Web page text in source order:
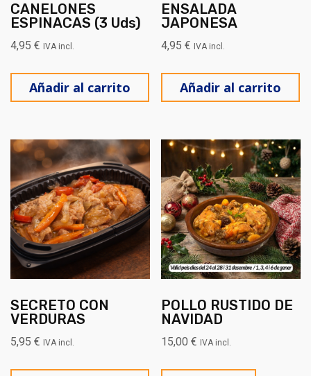
CANELONES
ESPINACAS (3 Uds)
4,95 € IVA incl.
Añadir al carrito
ENSALADA
JAPONESA
4,95€ IVA incl.
Añadir al carrito
SECRETO CON
VERDURAS
5,95 € IVA incl.
POLLO RUSTIDO DE
NAVIDAD
15,00€ IVA incl.